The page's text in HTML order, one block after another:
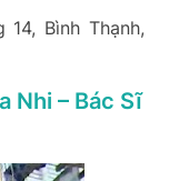
Bình Thạnh,
Nhi – Bác Sĩ